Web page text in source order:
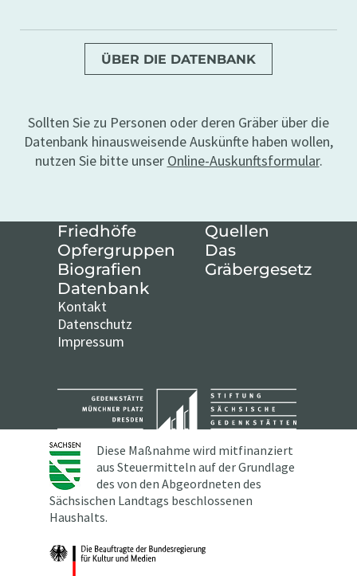
ÜBER DIE DATENBANK
Sollten Sie zu Personen oder deren Gräber über die
Datenbank hinausweisende Auskünfte haben wollen,
nutzen Sie bitte unser Online-Auskunftsformular.
Friedhöfe
Opfergruppen
Biografien
Datenbank
Quellen
Das
Gräbergesetz
Kontakt
Datenschutz
Impressum
Diese Maßnahme wird mitfinanziert
aus Steuermitteln auf der Grundlage
des von den Abgeordneten des
Sächsischen Landtags beschlossenen
Haushalts.